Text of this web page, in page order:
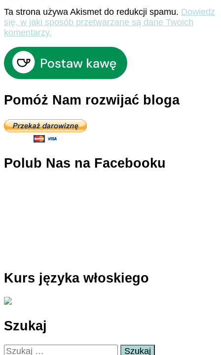
Ta strona używa Akismet do redukcji spamu. Dowiedz
się, w jaki sposób przetwarzane są dane Twoich
komentarzy.
Pomóż Nam rozwijać bloga
Polub Nas na Facebooku
Kurs języka włoskiego
Szukaj
Szukaj: